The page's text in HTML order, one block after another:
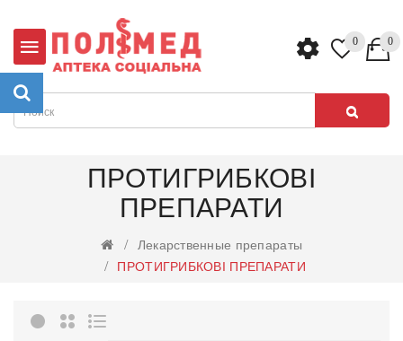
0 0
ПРОТИГРИБКОВІ
ПРЕПАРАТИ
Лекарственные препараты
ПРОТИГРИБКОВІ ПРЕПАРАТИ